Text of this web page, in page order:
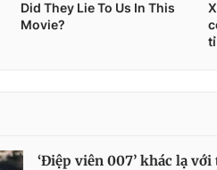
‘Điệp viên 007’ khác lạ